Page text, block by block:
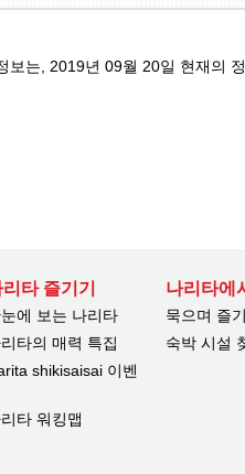
보는, 2019년 09월 20일 현재의
리타 즐기기
에 보는 나리타
타의 매력 특집
shikisaisai 이벤
타 워킹맵
나리타에
묵으며 즐
숙박 시설